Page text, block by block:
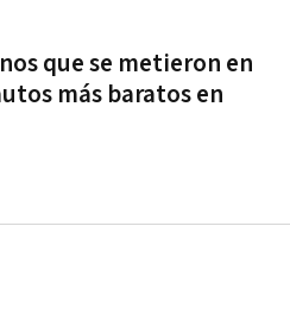
que se metieron en
más baratos en